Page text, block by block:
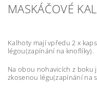
MASKÁČOVÉ
Kalhoty mají vpředu 2 x
légou(zapínání na knoflíky).
Na obou nohavicích z boku
zkosenou légu(zapínání na